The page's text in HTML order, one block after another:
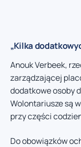
„Kilka
Anouk Verbeek,
zarządzającej
dodatkowe osoby
Wolontariusze są
przy części
Do obowiązków